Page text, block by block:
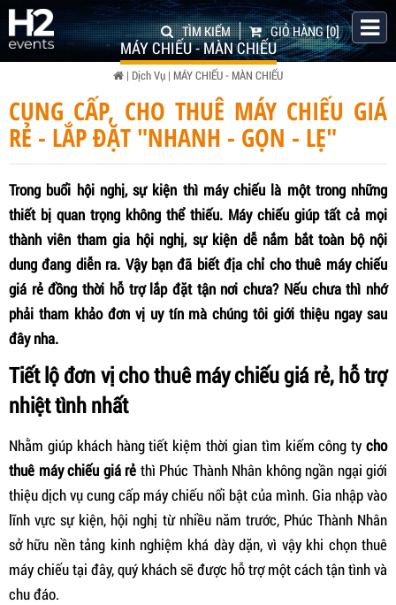
GIỎ HÀNG[0]
TÌM KIẾM
MÁY CHIẾU - MÀN CHIẾU
| Dịch Vụ | MÁY CHIẾU - MÀN CHIẾU
CUNG CẤP, CHO THUÊ MÁY CHIẾU GIÁ
RẺ - LẮP ĐẶT "NHANH - GỌN - LẸ"
Trong buổi hội nghị, sự kiện thì máy chiếu là một trong những
thiết bị quan trọng không thể thiếu. Máy chiếu giúp tất cả mọi
thành viên tham gia hội nghị, sự kiện dễ nắm bắt toàn bộ nội
dung đang diễn ra. Vậy bạn đã biết địa chỉ cho thuê máy chiếu
giá rẻ đồng thời hỗ trợ lắp đặt tận nơi chưa? Nếu chưa thì nhớ
phải tham khảo đơn vị uy tín mà chúng tôi giới thiệu ngay sau
đây nha.
Tiết lộ đơn vị cho thuê máy chiếu giá rẻ, hỗ trợ
nhiệt tình nhất
Nhằm giúp khách hàng tiết kiệm thời gian tìm kiếm công ty cho
thuê máy chiếu giá rẻ thì Phúc Thành Nhân không ngần ngại giới
thiệu dịch vụ cung cấp máy chiếu nổi bật của mình. Gia nhập vào
lĩnh vực sự kiện, hội nghị từ nhiều năm trước, Phúc Thành Nhân
sở hữu nền tảng kinh nghiệm khá dày dặn, vì vậy khi chọn thuê
máy chiếu tại đây, quý khách sẽ được hỗ trợ một cách tận tình và
chu đáo.